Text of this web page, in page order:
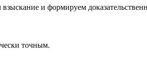
и формируем
точным.